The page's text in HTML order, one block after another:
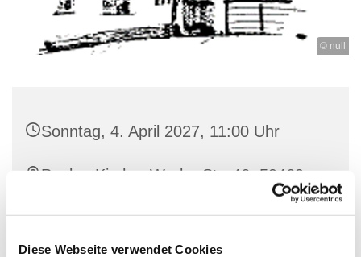
Diese Webseite verwendet Cookies
© null
Sonntag, 4. April 2027, 11:00 Uhr
Paulus-Kirche, Werler Str. 46, 59469